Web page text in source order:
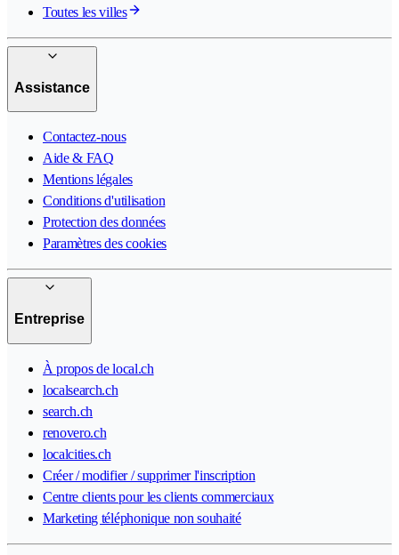
Toutes les villes
Assistance
Contactez-nous
Aide & FAQ
Mentions légales
Conditions d'utilisation
Protection des données
Paramètres des cookies
Entreprise
À propos de local.ch
localsearch.ch
search.ch
renovero.ch
localcities.ch
Créer / modifier / supprimer l'inscription
Centre clients pour les clients commerciaux
Marketing téléphonique non souhaité